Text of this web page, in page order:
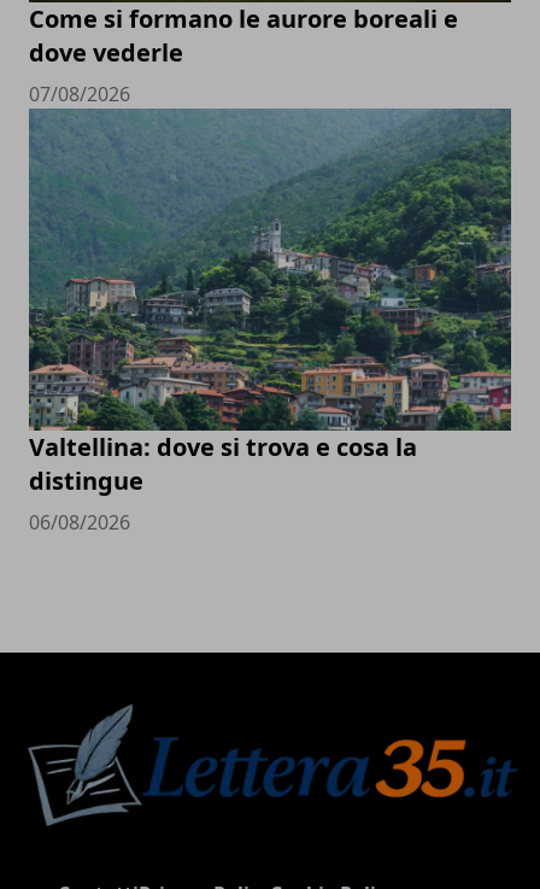
Come si formano le aurore boreali e
dove vederle
07/08/2026
Valtellina: dove si trova e cosa la
distingue
06/08/2026